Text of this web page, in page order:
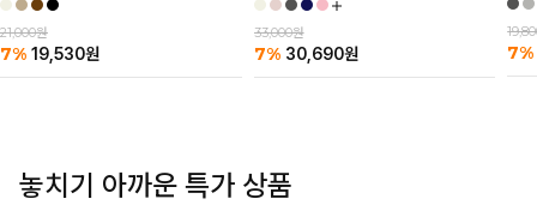
21,000원
7% 19,530원
33,000원
7% 30,690원 7%
놓치기 아까운 특가 상품